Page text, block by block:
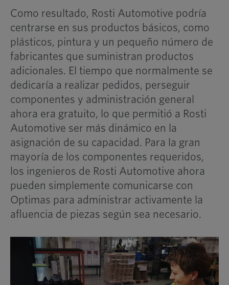
Como resultado, Rosti Automotive podría
centrarse en sus productos básicos, como
plásticos, pintura y un pequeño número de
fabricantes que suministran productos
adicionales. El tiempo que normalmente se
dedicaría a realizar pedidos, perseguir
componentes y administración general
ahora era gratuito, lo que permitió a Rosti
Automotive ser más dinámico en la
asignación de su capacidad. Para la gran
mayoría de los componentes requeridos,
los ingenieros de Rosti Automotive ahora
pueden simplemente comunicarse con
Optimas para administrar activamente la
afluencia de piezas según sea necesario.